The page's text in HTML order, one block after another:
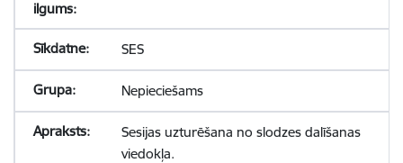
SES
Nepieciešams
Sesijas uzturēšana no slodzes dalīšanas
viedokļa.